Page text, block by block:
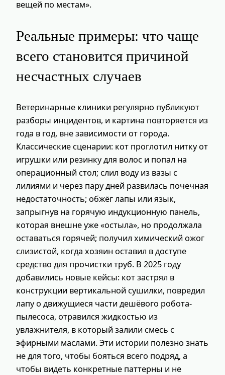
вещей по местам».
Реальные примеры: что чаще
всего становится причиной
несчастных случаев
Ветеринарные клиники регулярно публикуют
разборы инцидентов, и картина повторяется из
года в год, вне зависимости от города.
Классические сценарии: кот проглотил нитку от
игрушки или резинку для волос и попал на
операционный стол; слил воду из вазы с
лилиями и через пару дней развилась почечная
недостаточность; обжёг лапы или язык,
запрыгнув на горячую индукционную панель,
которая внешне уже «остыла», но продолжала
оставаться горячей; получил химический ожог
слизистой, когда хозяин оставил в доступе
средство для прочистки труб. В 2025 году
добавились новые кейсы: кот застрял в
конструкции вертикальной сушилки, повредил
лапу о движущиеся части дешёвого робота-
пылесоса, отравился жидкостью из
увлажнителя, в который залили смесь с
эфирными маслами. Эти истории полезно знать
не для того, чтобы бояться всего подряд, а
чтобы видеть конкретные паттерны и не